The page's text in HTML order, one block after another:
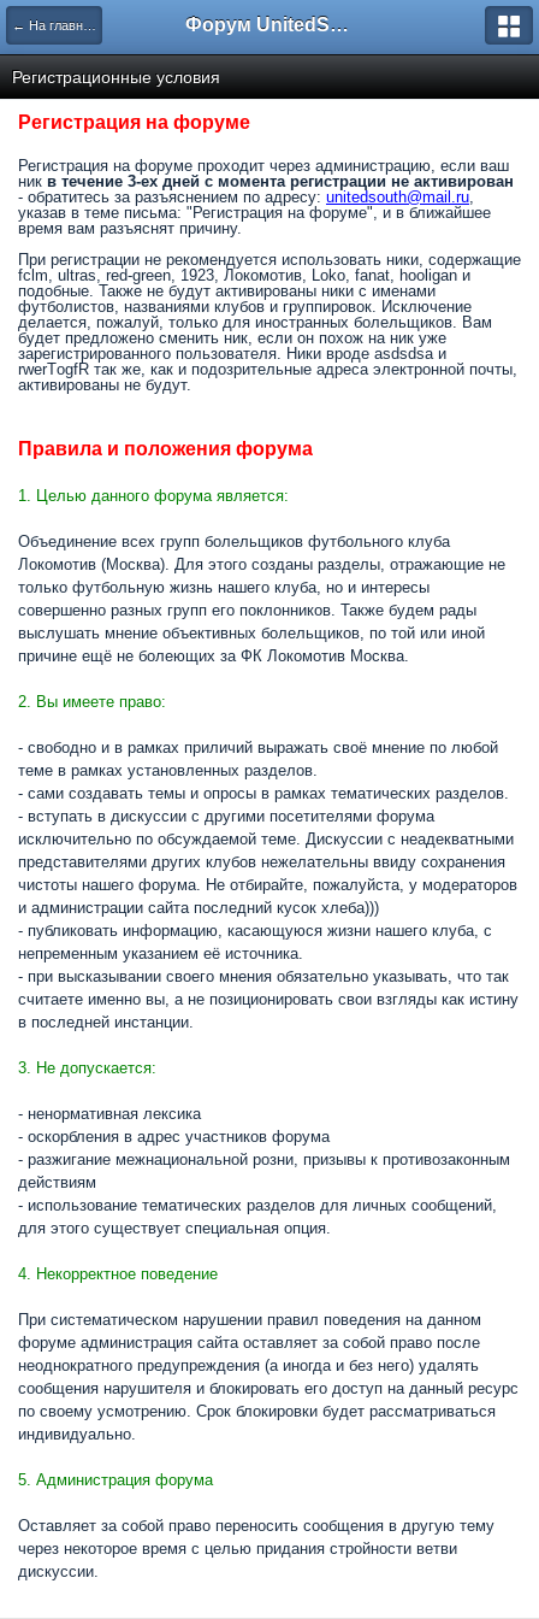
← На главную Форум UnitedSouth
Регистрационные условия
Регистрация на форуме
Регистрация на форуме проходит через администрацию, если ваш
ник в течение 3-ех дней с момента регистрации не активирован
- обратитесь за разъяснением по адресу: unitedsouth@mail.ru,
указав в теме письма: "Регистрация на форуме", и в ближайшее
время вам разъяснят причину.
При регистрации не рекомендуется использовать ники, содержащие
fclm, ultras, red-green, 1923, Локомотив, Loko, fanat, hooligan и
подобные. Также не будут активированы ники с именами
футболистов, названиями клубов и группировок. Исключение
делается, пожалуй, только для иностранных болельщиков. Вам
будет предложено сменить ник, если он похож на ник уже
зарегистрированного пользователя. Ники вроде asdsdsa и
rwerTоgfR так же, как и подозрительные адреса электронной почты,
активированы не будут.
Правила и положения форума
1. Целью данного форума является:
Объединение всех групп болельщиков футбольного клуба
Локомотив (Москва). Для этого созданы разделы, отражающие не
только футбольную жизнь нашего клуба, но и интересы
совершенно разных групп его поклонников. Также будем рады
выслушать мнение объективных болельщиков, по той или иной
причине ещё не болеющих за ФК Локомотив Москва.
2. Вы имеете право:
- свободно и в рамках приличий выражать своё мнение по любой
теме в рамках установленных разделов.
- сами создавать темы и опросы в рамках тематических разделов.
- вступать в дискуссии с другими посетителями форума
исключительно по обсуждаемой теме. Дискуссии с неадекватными
представителями других клубов нежелательны ввиду сохранения
чистоты нашего форума. Не отбирайте, пожалуйста, у модераторов
и администрации сайта последний кусок хлеба)))
- публиковать информацию, касающуюся жизни нашего клуба, с
непременным указанием её источника.
- при высказывании своего мнения обязательно указывать, что так
считаете именно вы, а не позиционировать свои взгляды как истину
в последней инстанции.
3. Не допускается:
- ненормативная лексика
- оскорбления в адрес участников форума
- разжигание межнациональной розни, призывы к противозаконным
действиям
- использование тематических разделов для личных сообщений,
для этого существует специальная опция.
4. Некорректное поведение
При систематическом нарушении правил поведения на данном
форуме администрация сайта оставляет за собой право после
неоднократного предупреждения (а иногда и без него) удалять
сообщения нарушителя и блокировать его доступ на данный ресурс
по своему усмотрению. Срок блокировки будет рассматриваться
индивидуально.
5. Администрация форума
Оставляет за собой право переносить сообщения в другую тему
через некоторое время с целью придания стройности ветви
дискуссии.